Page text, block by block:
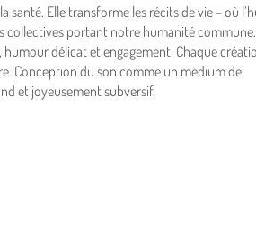
Elle transforme les récits de vie – où
collectives portant notre humanité
délicat et engagement. Chaque
Conception du son comme un médium de
et joyeusement subversif.